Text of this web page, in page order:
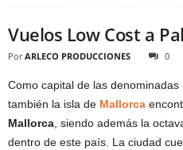
Vuelos Low Cost a
Por ARLECO PRODUCCIONES 0
Como capital de las denominadas
también la isla de Mallorca
Mallorca , siendo además la
dentro de este país. La ciudad